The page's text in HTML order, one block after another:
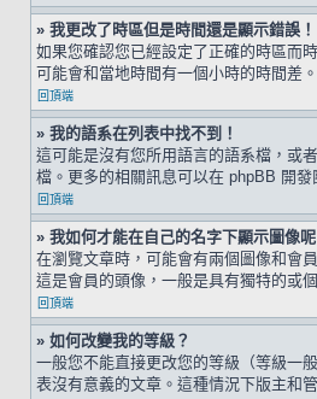
» 我更改了時區但是時間還是顯示錯誤！
如果您確認您已經設定了正確的時區而
可能會和當地時間有一個小時的時間差。
回頂端
» 我的語系在列表中找不到！
這可能是沒有您所用語言的語系檔，或
檔。更多的相關訊息可以在 phpBB 開
回頂端
» 我如何才能在自己的名字下顯示圖像呢
在瀏覽文章時，可能會有兩個圖像和會
這是會員的頭像，一般是具有獨特的或
回頂端
» 如何改變我的等級？
一般您不能直接更改您的等級（等級一
表沒有意義的文章。這種情況下版主和